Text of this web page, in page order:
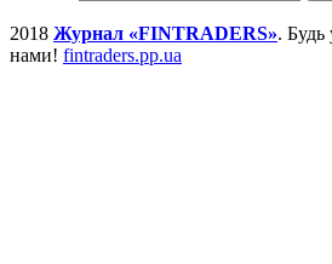
2018 Журнал «FINTRADERS». Будь
нами! fintraders.pp.ua